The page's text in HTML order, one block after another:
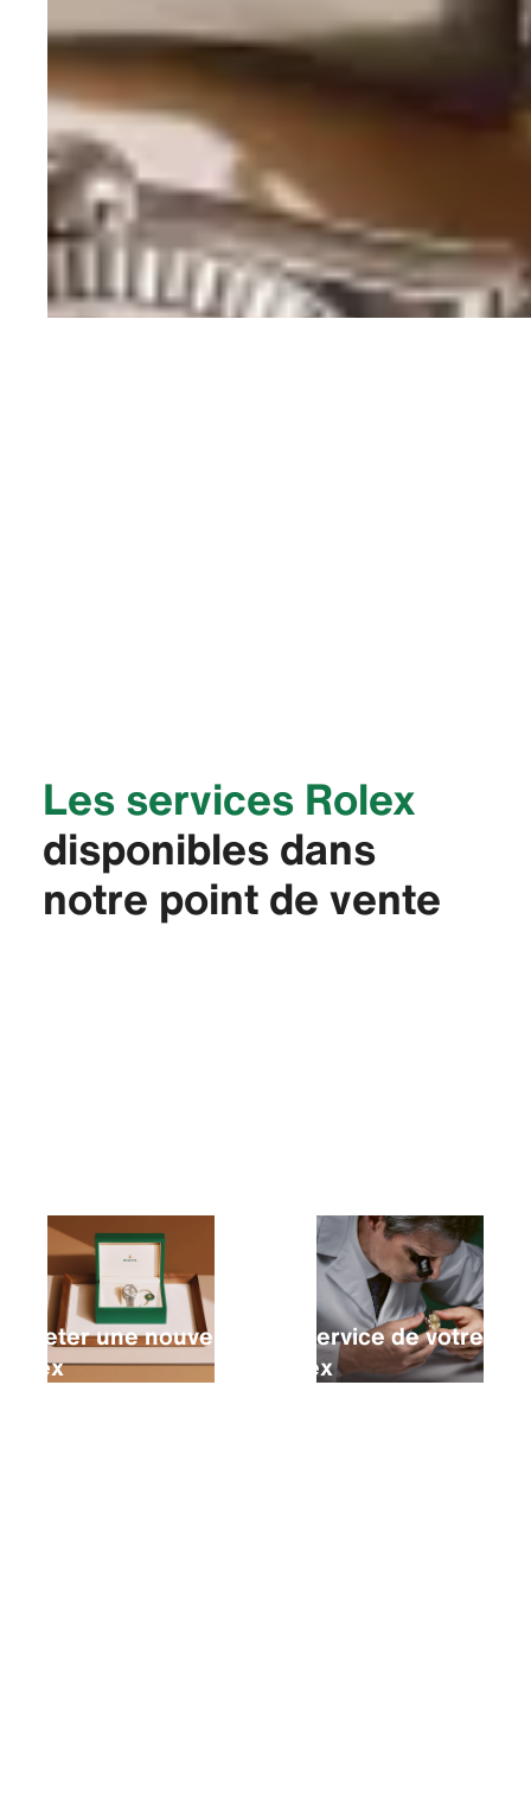
Les services Rolex
disponibles dans
notre point de vente
Acheter une nouvelle
Rolex
Le service de votre
Rolex